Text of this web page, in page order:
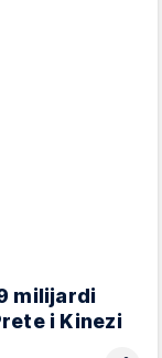
milijardi
i Kinezi